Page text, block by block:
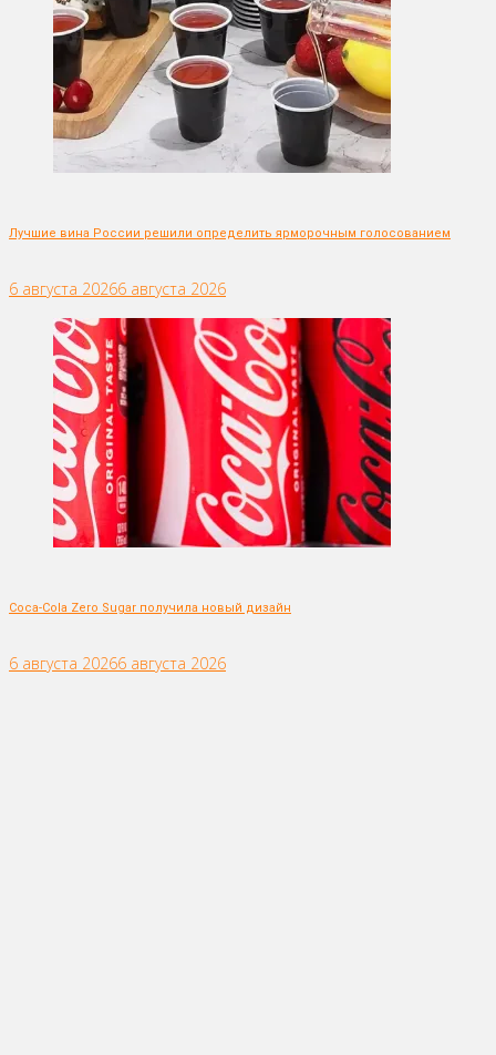
Лучшие вина России решили определить ярморочным голосованием
6 августа 20266 августа 2026
Coca-Cola Zero Sugar получила новый дизайн
6 августа 20266 августа 2026